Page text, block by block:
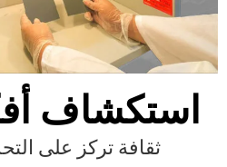
استكشاف
ثقافة تركز على